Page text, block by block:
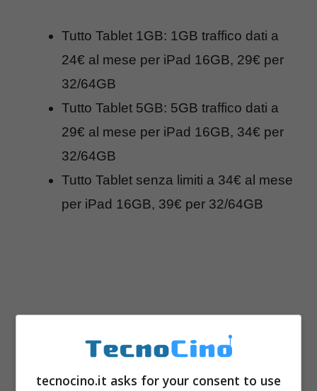
Tutto Tablet 1GB: 1GB traffico dati a
24€ al mese per iPad 16GB, 29€ per
32/64GB
Tutto Tablet 5GB: 5GB traffico dati a
29€ al mese per iPad 16GB, 34€ per
32/64GB
Tutto Tablet senza limiti a 34€ al mese
per iPad 16GB, 39€ per 32/64GB
tecnocino.it asks for your consent to use